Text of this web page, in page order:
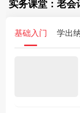
实务课堂：老会
基础入门 学出